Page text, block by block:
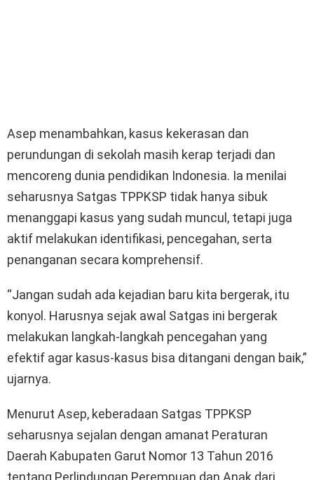
Asep menambahkan, kasus kekerasan dan
perundungan di sekolah masih kerap terjadi dan
mencoreng dunia pendidikan Indonesia. Ia menilai
seharusnya Satgas TPPKSP tidak hanya sibuk
menanggapi kasus yang sudah muncul, tetapi juga
aktif melakukan identifikasi, pencegahan, serta
penanganan secara komprehensif.
“Jangan sudah ada kejadian baru kita bergerak, itu
konyol. Harusnya sejak awal Satgas ini bergerak
melakukan langkah-langkah pencegahan yang
efektif agar kasus-kasus bisa ditangani dengan baik,”
ujarnya.
Menurut Asep, keberadaan Satgas TPPKSP
seharusnya sejalan dengan amanat Peraturan
Daerah Kabupaten Garut Nomor 13 Tahun 2016
tentang Perlindungan Perempuan dan Anak dari